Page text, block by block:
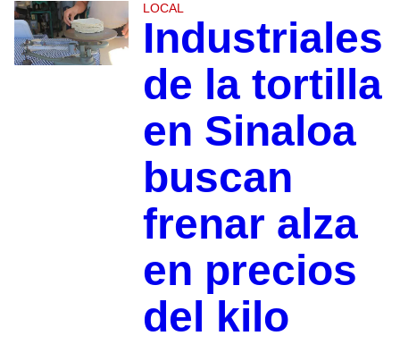
LOCAL
Industriales
de la tortilla
en Sinaloa
buscan
frenar alza
en precios
del kilo